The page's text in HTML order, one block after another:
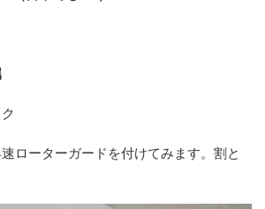
ローターガードを付けてみます。割と